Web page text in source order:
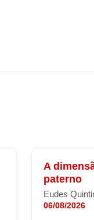
A
paterno
Eudes
06/08/2026